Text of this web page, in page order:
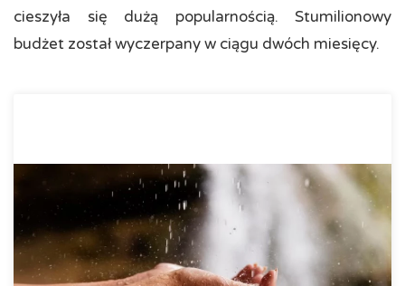
cieszyła się dużą popularnością. Stumilionowy
budżet został wyczerpany w ciągu dwóch miesięcy.